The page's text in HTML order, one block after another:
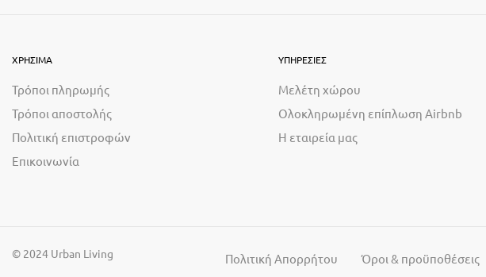
ΧΡΗΣΙΜΑ
Τρόποι πληρωμής
Τρόποι αποστολής
Πολιτική επιστροφών
Επικοινωνία
ΥΠΗΡΕΣΙΕΣ
Μελέτη χώρου
Ολοκληρωμένη επίπλωση Airbnb
Η εταιρεία μας
© 2024 Urban Living Πολιτική Απορρήτου Όροι & προϋποθέσεις